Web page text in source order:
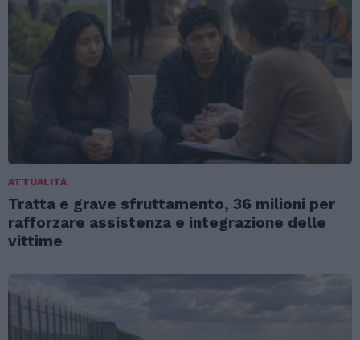
ATTUALITÀ
Tratta e grave sfruttamento, 36 milioni per
rafforzare assistenza e integrazione delle
vittime